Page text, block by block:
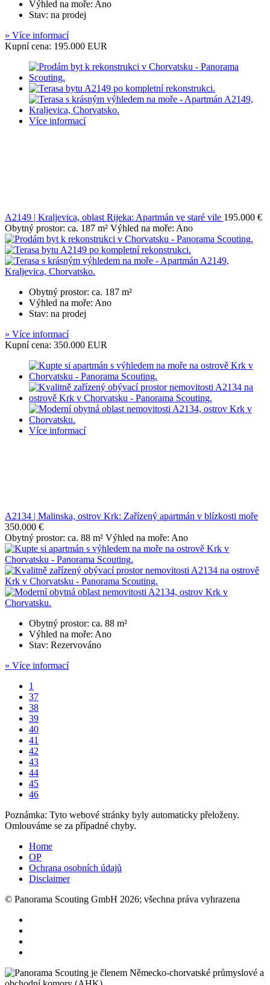
Výhled na moře: Ano
Stav: na prodej
» Více informací
Kupní cena: 195.000 EUR
Více informací
A2149 | Kraljevica, oblast Rijeka: Apartmán ve staré vile 195.000 €
Obytný prostor: ca. 187 m² Výhled na moře: Ano
Obytný prostor: ca. 187 m²
Výhled na moře: Ano
Stav: na prodej
» Více informací
Kupní cena: 350.000 EUR
Více informací
A2134 | Malinska, ostrov Krk: Zařízený apartmán v blízkosti moře
350.000 €
Obytný prostor: ca. 88 m² Výhled na moře: Ano
Obytný prostor: ca. 88 m²
Výhled na moře: Ano
Stav: Rezervováno
» Více informací
1
37
38
39
40
41
42
43
44
45
46
Poznámka: Tyto webové stránky byly automaticky přeloženy.
Omlouváme se za případné chyby.
Home
OP
Ochrana osobních údajů
Disclaimer
© Panorama Scouting GmbH 2026; všechna práva vyhrazena